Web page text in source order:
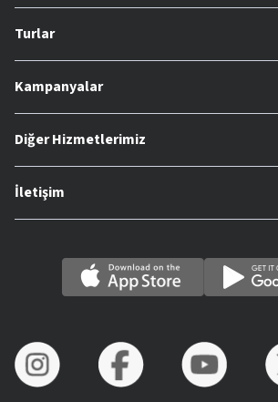
Turlar
Kampanyalar
Diğer Hizmetlerimiz
İletişim